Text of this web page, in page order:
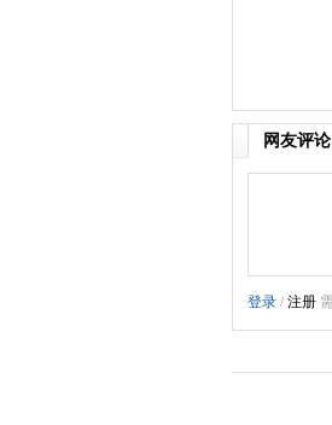
网友评论